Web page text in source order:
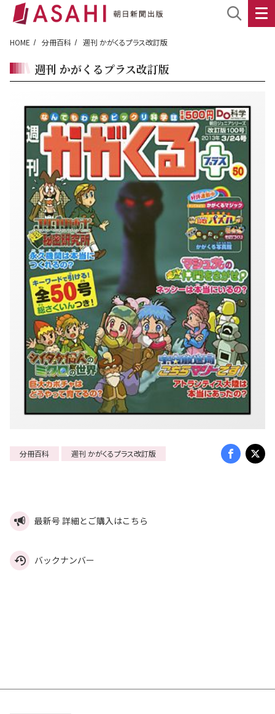
HOME 分冊百科 週刊 かがくるプラス改訂版
週刊 かがくるプラス改訂版
分冊百科 週刊 かがくるプラス改訂版
最新号 詳細とご購入はこちら
バックナンバー